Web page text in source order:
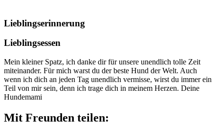
Lieblingserinnerung
Lieblingsessen
Mein kleiner Spatz, ich danke dir für unsere unendlich tolle Zeit
miteinander. Für mich warst du der beste Hund der Welt. Auch
wenn ich dich an jeden Tag unendlich vermisse, wirst du immer ein
Teil von mir sein, denn ich trage dich in meinem Herzen. Deine
Hundemami
Mit Freunden teilen: